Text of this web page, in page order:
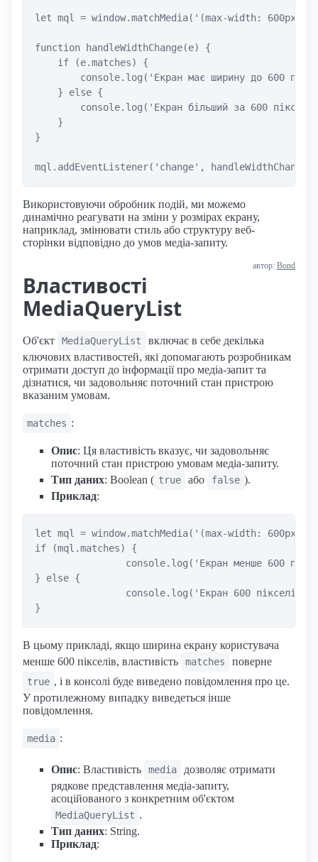
let mql = window.matchMedia('(max-width: 600px)');
function handleWidthChange(e) {
    if (e.matches) {
console.log('Екран має ширину до 600
    } else {
console.log('Екран більший за 600
    }
}
Використовуючи обробник подій, ми можемо
динамічно реагувати на зміни у розмірах екрану,
наприклад, змінювати стиль або структуру веб-
сторінки відповідно до умов медіа-запиту.
автор: Bond
Властивості
MediaQueryList
Об'єкт MediaQueryList
включає в себе декілька
ключових властивостей, які допомагають розробникам
отримати доступ до інформації про медіа-запит та
дізнатися, чи задовольняє поточний стан пристрою
вказаним умовам.
matches :
Опис: Ця властивість вказує, чи задовольняє
поточний стан пристрою умовам медіа-запиту.
Тип даних: Boolean ( true або false ).
Приклад:
let mql = window.matchMedia('(max-width: 600px)');
if (mql.matches) {
} else {
В цьому прикладі, якщо ширина екрану користувача
менше 600 пікселів, властивість
matches поверне
true , і в консолі буде виведено повідомлення про це.
У протилежному випадку виведеться інше
повідомлення.
media :
Опис: Властивість media
дозволяє отримати
рядкове представлення медіа-запиту,
асоційованого з конкретним об'єктом
MediaQueryList .
Тип даних: String.
Приклад: